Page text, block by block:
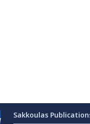
Sakkoulas